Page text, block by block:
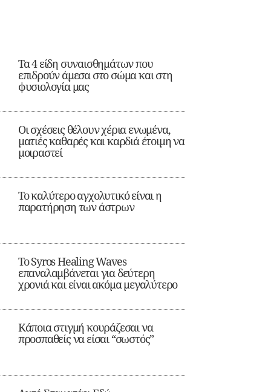
Τα 4 είδη συναισθημάτων που
επιδρούν άμεσα στο σώμα και στη
φυσιολογία μας
Οι σχέσεις θέλουν χέρια ενωμένα,
ματιές καθαρές και καρδιά έτοιμη να
μοιραστεί
Το καλύτερο αγχολυτικό είναι η
παρατήρηση των άστρων
Το Syros Healing Waves
επαναλαμβάνεται για δεύτερη
χρονιά και είναι ακόμα μεγαλύτερο
Κάποια στιγμή κουράζεσαι να
προσπαθείς να είσαι “σωστός”